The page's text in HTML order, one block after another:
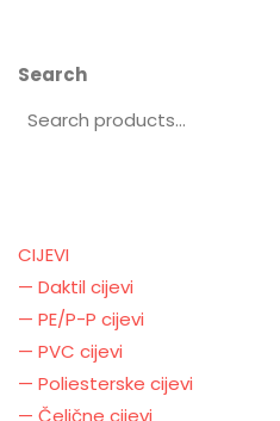
Search
CIJEVI
— Daktil cijevi
— PE/P-P cijevi
— PVC cijevi
— Poliesterske cijevi
— Čelične cijevi